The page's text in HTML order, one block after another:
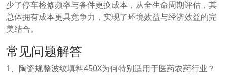
少了停车检修频率与备件更换成本，从全生命周期评估，其
总体拥有成本更具竞争力，实现了环境效益与经济效益的完
美结合。
常见问题解答
1、陶瓷规整波纹填料450X为何特别适用于医药农药行业？